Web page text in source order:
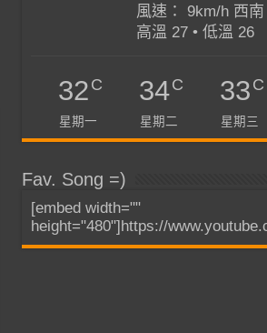
風速： 9km/h 西南
高溫 27 • 低溫 26
32C
星期一
34C
星期二
33C
星期三
Fav. Song =)
[embed width=""
height="480"]https://